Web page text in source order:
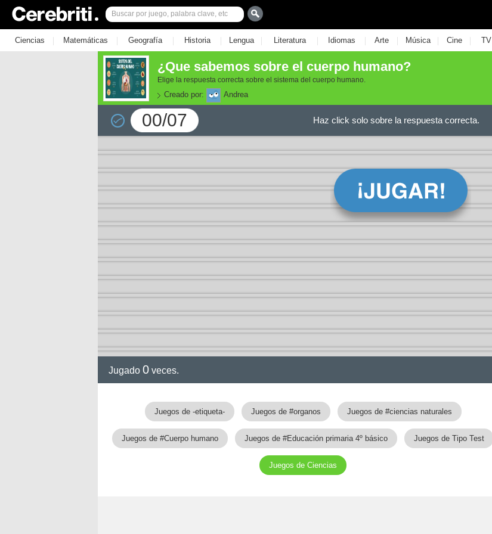
Ciencias | Matemáticas | Geografía | Historia | Lengua | Literatura | Idiomas | Arte | Música | Cine | TV
¿Que sabemos sobre el cuerpo humano?
Elige la respuesta correcta sobre el sistema del cuerpo humano.
Creado por: Andrea
00/07 Haz click solo sobre la respuesta correcta.
Jugado 0 veces.
Juegos de -etiqueta- Juegos de #organos Juegos de #ciencias naturales
Juegos de #Cuerpo humano Juegos de #Educación primaria 4º básico Juegos de Tipo Test
Juegos de Ciencias